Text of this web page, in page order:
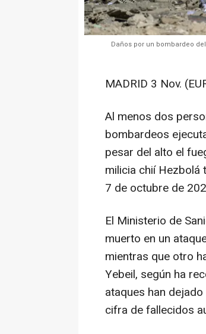
Daños por un bombardeo
MADRID 3 Nov.
Al menos dos
bombardeos
pesar del alto el
milicia chií Hezbolá
7 de octubre de
El Ministerio de
muerto en un
mientras que otro
Yebeil, según ha
ataques han
cifra de fallecidos